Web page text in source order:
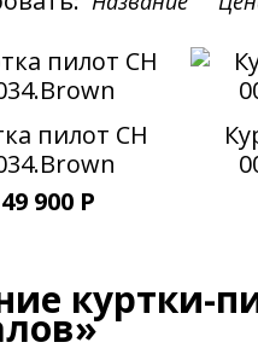
пилот CH
49 900 Р
куртки-